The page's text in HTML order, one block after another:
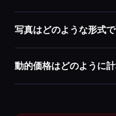
写真はどのような形式
動的価格はどのように